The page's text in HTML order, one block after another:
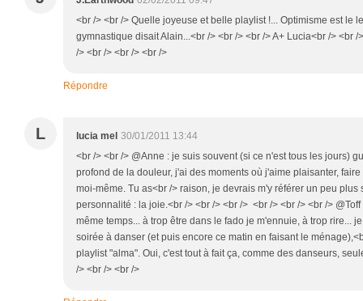
<br /> <br /> Quelle joyeuse et belle playlist !... Optimisme est le
gymnastique disait Alain...<br /> <br /> <br /> A+ Lucia<br /> <br /
/> <br /> <br /> <br />
Répondre
L lucia mel 30/01/2011 13:44
<br /> <br /> @Anne : je suis souvent (si ce n'est tous les jours)
profond de la douleur, j'ai des moments où j'aime plaisanter,
moi-même. Tu as<br /> raison, je devrais m'y référer un peu plus
personnalité : la joie.<br /> <br /> <br /> <br /> <br /> <br />
même temps... à trop être dans le fado je m'ennuie, à trop rire...
soirée à danser (et puis encore ce matin en faisant le
playlist "alma". Oui, c'est tout à fait ça, comme des danseurs,
/> <br /> <br />